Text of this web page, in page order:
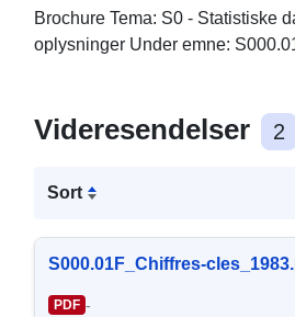
Brochure Tema: S0 - Statistiske
oplysninger Under emne:
Videresendelser 2
Sort
S000.01F_Chiffres-
PDF -